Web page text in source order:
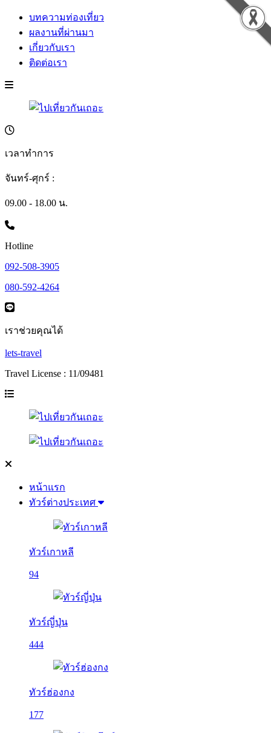
บทความท่องเที่ยว
ผลงานที่ผ่านมา
เกี่ยวกับเรา
ติดต่อเรา
เวลาทำการ
จันทร์-ศุกร์ :
09.00 - 18.00 น.
Hotline
092-508-3905
080-592-4264
เราช่วยคุณได้
lets-travel
Travel License : 11/09481
หน้าแรก
ทัวร์ต่างประเทศ
ทัวร์เกาหลี
94
ทัวร์ญี่ปุ่น
444
ทัวร์ฮ่องกง
177